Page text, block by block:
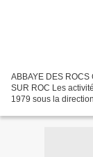
ABBAYE DES
SUR ROC Les
1979 sous la